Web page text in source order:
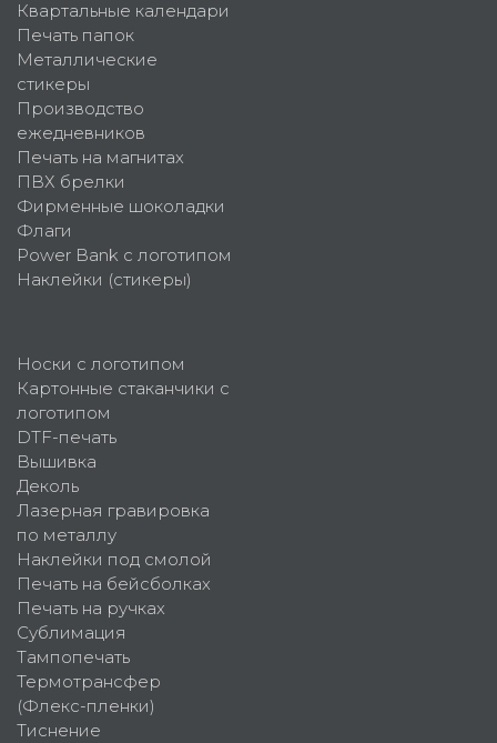
Квартальные календари
Печать папок
Металлические
стикеры
Производство
ежедневников
Печать на магнитах
ПВХ брелки
Фирменные шоколадки
Флаги
Power Bank с логотипом
Наклейки (стикеры)
Носки с логотипом
Картонные стаканчики с
логотипом
DTF-печать
Вышивка
Деколь
Лазерная гравировка
по металлу
Наклейки под смолой
Печать на бейсболках
Печать на ручках
Сублимация
Тампопечать
Термотрансфер
(Флекс-пленки)
Тиснение